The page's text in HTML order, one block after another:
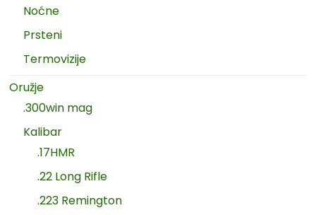
Noćne
Prsteni
Termovizije
Oružje
.300win mag
Kalibar
.17HMR
.22 Long Rifle
.223 Remington